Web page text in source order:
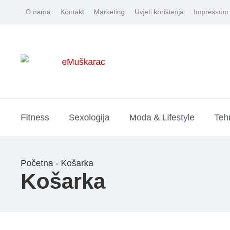
O nama Kontakt Marketing Uvjeti korištenja Impressum
Fitness Sexologija Moda & Lifestyle
Početna - Košarka
Košarka